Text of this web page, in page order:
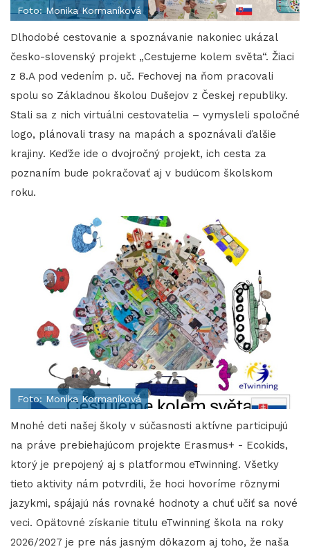
Foto: Monika Kormaníková
Dlhodobé cestovanie a spoznávanie nakoniec ukázal
česko-slovenský projekt „Cestujeme kolem světa“. Žiaci
z 8.A pod vedením p. uč. Fechovej na ňom pracovali
spolu so Základnou školou Dušejov z Českej republiky.
Stali sa z nich virtuálni cestovatelia – vymysleli spoločné
logo, plánovali trasy na mapách a spoznávali ďalšie
krajiny. Keďže ide o dvojročný projekt, ich cesta za
poznaním bude pokračovať aj v budúcom školskom
roku.
Foto: Monika Kormaníková
Mnohé deti našej školy v súčasnosti aktívne participujú
na práve prebiehajúcom projekte Erasmus+ - Ecokids,
ktorý je prepojený aj s platformou eTwinning. Všetky
tieto aktivity nám potvrdili, že hoci hovoríme rôznymi
jazykmi, spájajú nás rovnaké hodnoty a chuť učiť sa nové
veci. Opätovné získanie titulu eTwinning škola na roky
2026/2027 je pre nás jasným dôkazom aj toho, že naša